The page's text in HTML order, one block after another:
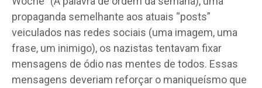
propaganda semelhante aos atuais “posts”
veiculados nas redes sociais (uma imagem, uma
frase, um inimigo), os nazistas tentavam fixar
mensagens de ódio nas mentes de todos. Essas
mensagens deveriam reforçar o maniqueísmo que